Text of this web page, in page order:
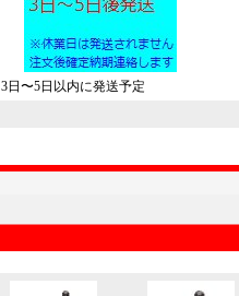
3日〜5日以内に発送予定